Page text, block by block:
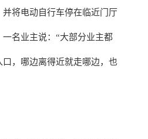
将电动自行车停在临近门厅
一名业主说：“大部分业主都
，哪边离得近就走哪边，也